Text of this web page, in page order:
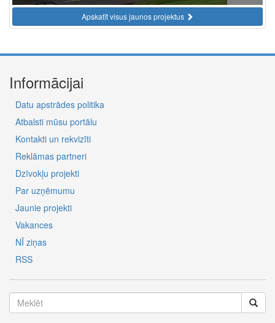
Apskatīt visus jaunos projektus
Informācijai
Datu apstrādes politika
Atbalsti mūsu portālu
Kontakti un rekvizīti
Reklāmas partneri
Dzīvokļu projekti
Par uzņēmumu
Jaunie projekti
Vakances
NĪ ziņas
RSS